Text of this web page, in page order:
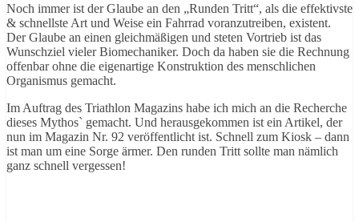
Noch immer ist der Glaube an den „Runden Tritt“, als die effektivste
& schnellste Art und Weise ein Fahrrad voranzutreiben, existent.
Der Glaube an einen gleichmäßigen und steten Vortrieb ist das
Wunschziel vieler Biomechaniker. Doch da haben sie die Rechnung
offenbar ohne die eigenartige Konstruktion des menschlichen
Organismus gemacht.
Im Auftrag des Triathlon Magazins habe ich mich an die Recherche
dieses Mythos` gemacht. Und herausgekommen ist ein Artikel, der
nun im Magazin Nr. 92 veröffentlicht ist. Schnell zum Kiosk – dann
ist man um eine Sorge ärmer. Den runden Tritt sollte man nämlich
ganz schnell vergessen!